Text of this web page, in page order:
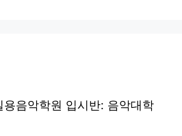
음악학원 입시반: 음악대학